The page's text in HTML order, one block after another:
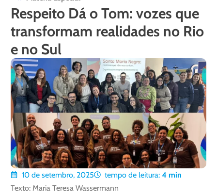
Respeito Dá o Tom: vozes que
transformam realidades no Rio
e no Sul
10 de setembro, 2025 tempo de leitura: 4 min
Texto: Maria Teresa Wassermann